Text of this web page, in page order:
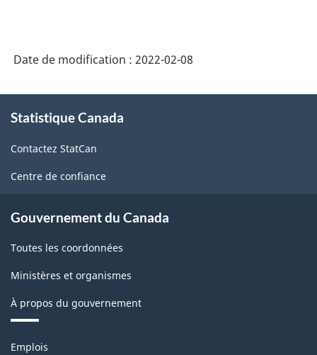
Date de modification : 2022-02-08
propos
ce
site
Statistique Canada
Contactez StatCan
Centre de confiance
Gouvernement du Canada
Toutes les coordonnées
Ministères et organismes
À propos du gouvernement
Thèmes
Emplois